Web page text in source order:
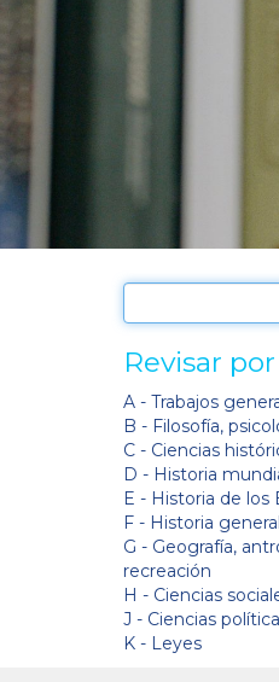
Revisar
A - Trabajos
B - Filosofía,
C - Ciencias
D - Historia
E - Historia de los
F - Historia
G - Geografía,
recreación
H - Ciencias
J - Ciencias
K - Leyes